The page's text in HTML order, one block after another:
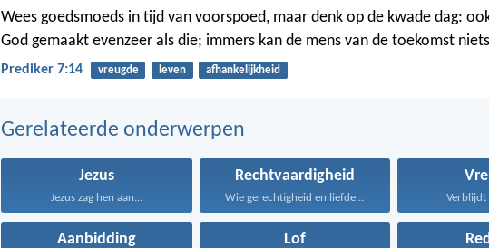
Wees goedsmoeds in tijd van voorspoed, maar denk op de kwade dag:
God gemaakt evenzeer als die; immers kan de mens van de toekomst
Prediker 7:14 vreugde leven afhankelijkheid
Gerelateerde onderwerpen
Jezus
Jezus zag hen aan...
Rechtvaardigheid
Wie gerechtigheid en liefde... Verblijdt
Aanbidding Lof